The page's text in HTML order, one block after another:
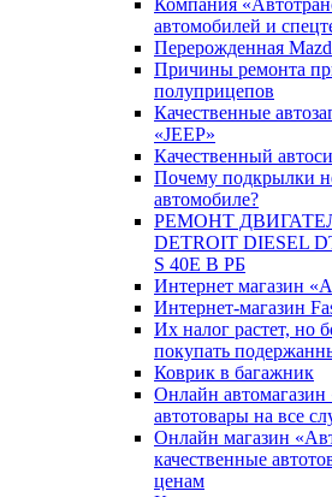
автомобилей и
Перерожденная
Причины ремонта
полуприцепов
Качественные
«JEEP»
Качественный
Почему подкрылки
автомобиле?
РЕМОНТ
DETROIT DIESEL
S 40Е В РБ
Интернет магазин
Интернет-магазин
Их налог растет, но
покупать
Коврик в багажник
Онлайн
автотовары на все
Онлайн магазин
качественные
ценам